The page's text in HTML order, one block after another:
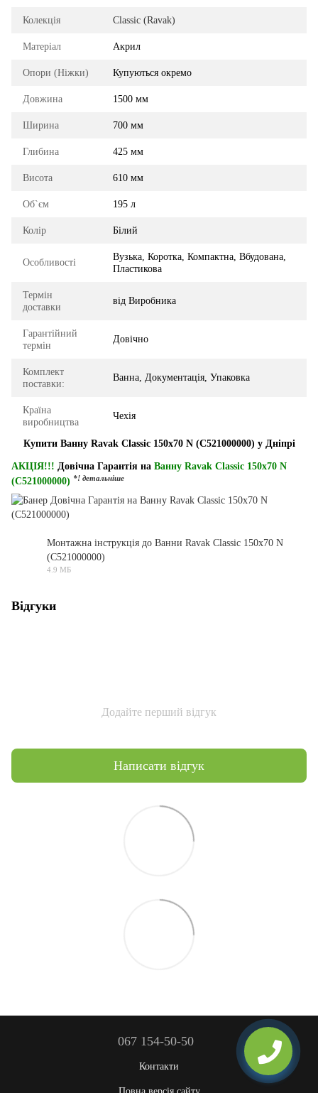
Колекція Classic (Ravak)
Матеріал Акрил
Опори (Ніжки) Купуються окремо
Довжина 1500 мм
Ширина 700 мм
Глибина 425 мм
Висота 610 мм
Об`єм 195 л
Колір Білий
Особливості
Вузька, Коротка, Компактна, Вбудована,
Пластикова
Термін
доставки
від Виробника
Гарантійний
термін
Довічно
Комплект
поставки:
Ванна, Документація, Упаковка
Країна
виробництва
Чехія
Купити Ванну Ravak Classic 150x70 N (C521000000) у Дніпрі
АКЦІЯ!!! Довічна Гарантія на Ванну Ravak Classic 150x70 N
(C521000000) *! детальніше
Монтажна інструкція до Ванни Ravak Classic 150x70 N
(C521000000)
4.9 МБ
Відгуки
Додайте перший відгук
Написати відгук
067 154-50-50
Контакти